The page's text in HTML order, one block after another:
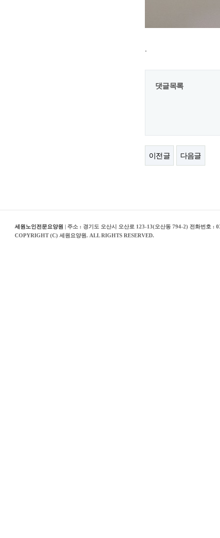
.
댓글목록
이전글 다음글
세원노인전문요양원 | 주소 : 경기도 오산시 오산로 123-13(오산동 794-2) 전화번호 :
COPYRIGHT (C) 세원요양원. ALL RIGHTS RESERVED.